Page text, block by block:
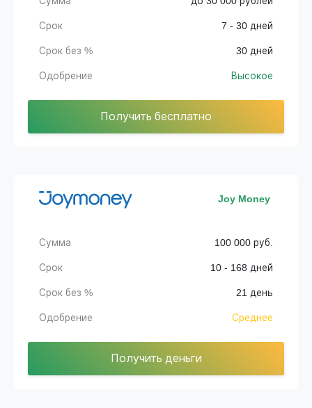
Срок 7 - 30 дней
Срок без % 30 дней
Одобрение Высокое
Получить бесплатно
Joy Money
Сумма 100 000 руб.
Срок 10 - 168 дней
Срок без % 21 день
Одобрение Среднее
Получить деньги